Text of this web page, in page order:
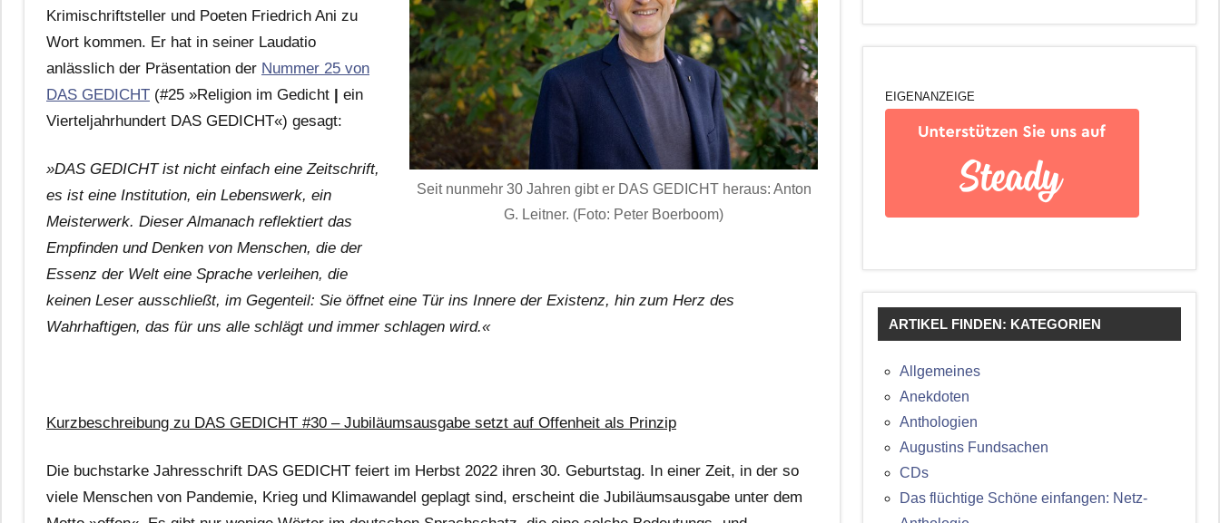
Seit nunmehr 30 Jahren gibt er DAS GEDICHT heraus: Anton
G. Leitner. (Foto: Peter Boerboom)
Krimischriftsteller und Poeten Friedrich Ani zu
Wort kommen. Er hat in seiner Laudatio
anlässlich der Präsentation der Nummer 25 von
DAS GEDICHT (#25 »Religion im Gedicht
ein
Vierteljahrhundert DAS GEDICHT«) gesagt:
»DAS GEDICHT ist nicht einfach eine Zeitschrift,
es ist eine Institution, ein Lebenswerk, ein
Meisterwerk. Dieser Almanach reflektiert das
Empfinden und Denken von Menschen, die der
Essenz der Welt eine Sprache verleihen, die
keinen Leser ausschließt, im Gegenteil: Sie öffnet eine Tür ins Innere der Existenz, hin zum Herz des
Wahrhaftigen, das für uns alle schlägt und immer schlagen wird.«
Kurzbeschreibung zu DAS GEDICHT #30 – Jubiläumsausgabe setzt auf Offenheit als Prinzip
Die buchstarke Jahresschrift DAS GEDICHT feiert im Herbst 2022 ihren 30. Geburtstag. In einer Zeit, in der so
viele Menschen von Pandemie, Krieg und Klimawandel geplagt sind, erscheint die Jubiläumsausgabe unter dem
EIGENANZEIGE
ARTIKEL FINDEN: KATEGORIEN
Allgemeines
Anekdoten
Anthologien
Augustins Fundsachen
CDs
Das flüchtige Schöne einfangen: Netz-